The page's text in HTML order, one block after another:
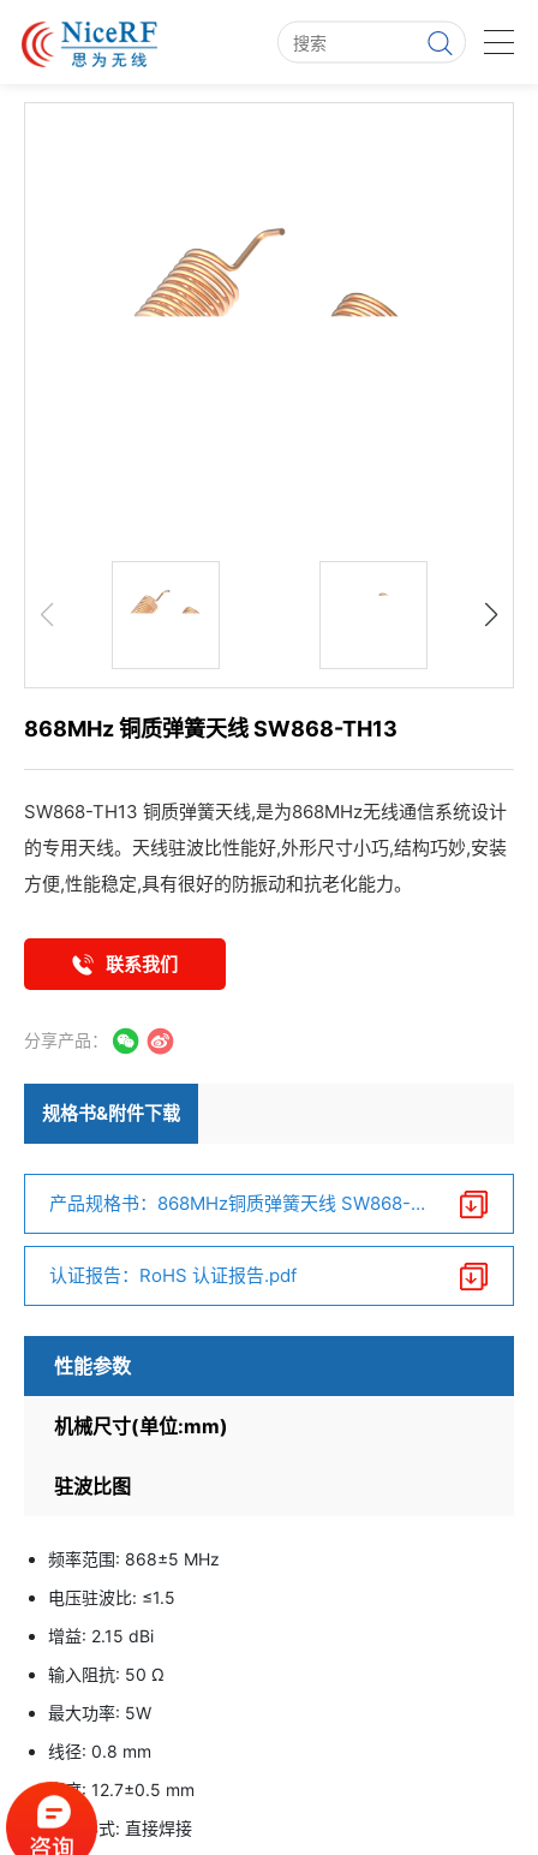
868MHz 铜质弹簧天线 SW868-TH13
SW868-TH13 铜质弹簧天线,是为868MHz无线通信系统设计
的专用天线。天线驻波比性能好,外形尺寸小巧,结构巧妙,安装
方便,性能稳定,具有很好的防振动和抗老化能力。
联系我们
分享产品：
规格书&附件下载
产品规格书：868MHz铜质弹簧天线 SW868-T
H13.pdf
认证报告：RoHS 认证报告.pdf
性能参数
机械尺寸(单位:mm)
驻波比图
频率范围: 868±5 MHz
电压驻波比: ≤1.5
增益: 2.15 dBi
输入阻抗: 50 Ω
最大功率: 5W
线径: 0.8 mm
高度: 12.7±0.5 mm
接口形式: 直接焊接